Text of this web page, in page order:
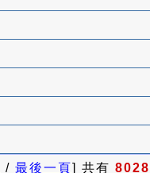
/ 最後一頁] 共有 8028